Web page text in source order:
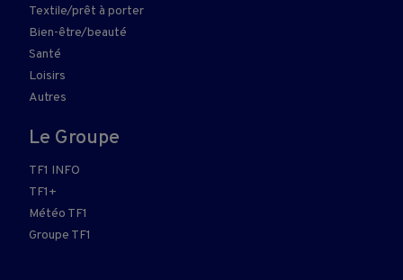
Textile/prêt à porter
Bien-être/beauté
Santé
Loisirs
Autres
Le Groupe
TF1 INFO
TF1+
Météo TF1
Groupe TF1